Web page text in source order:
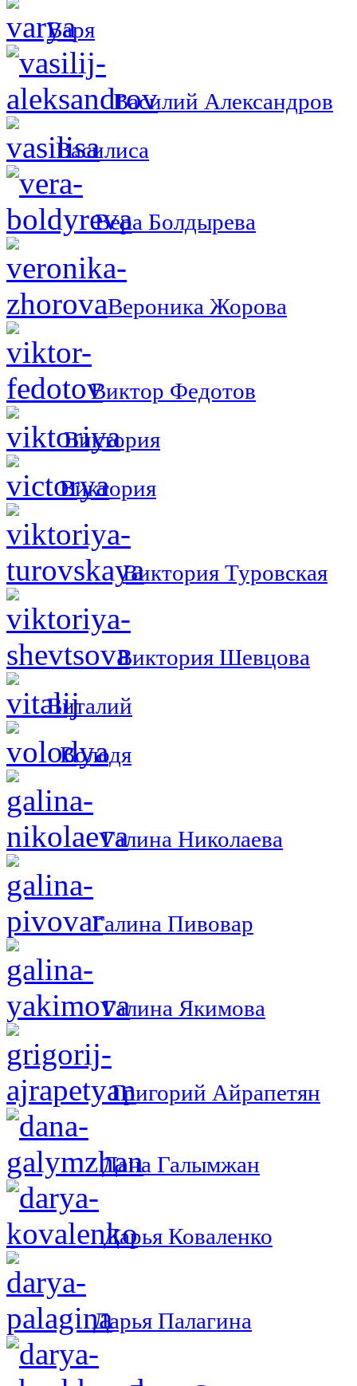
Варя
Василий Александров
Василиса
Вера Болдырева
Вероника Жорова
Виктор Федотов
Виктория
Виктория
Виктория Туровская
Виктория Шевцова
Виталий
Володя
Галина Николаева
Галина Пивовар
Галина Якимова
Григорий Айрапетян
Дана Галымжан
Дарья Коваленко
Дарья Палагина